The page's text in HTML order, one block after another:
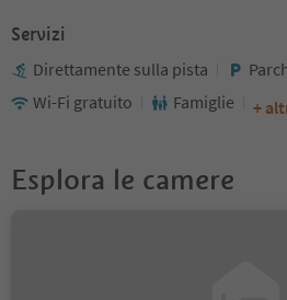
Servizi
Direttamente sulla pista
Wi-Fi gratuito
Famiglie +
Esplora le camere